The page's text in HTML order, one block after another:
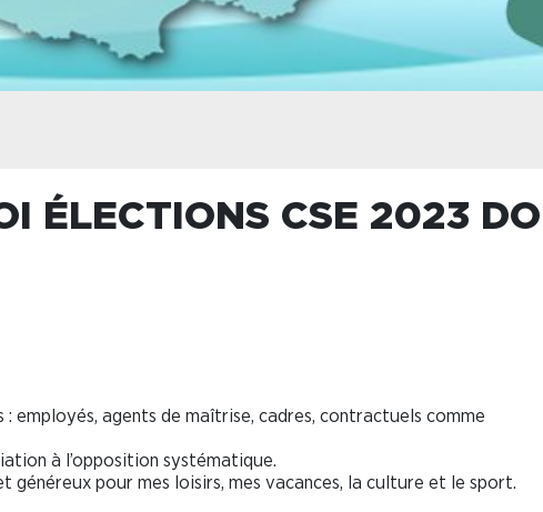
ÉLECTIONS CSE 2023
employés, agents de maîtrise, cadres, contractuels comme
à l’opposition systématique.
pour mes loisirs, mes vacances, la culture et le sport.